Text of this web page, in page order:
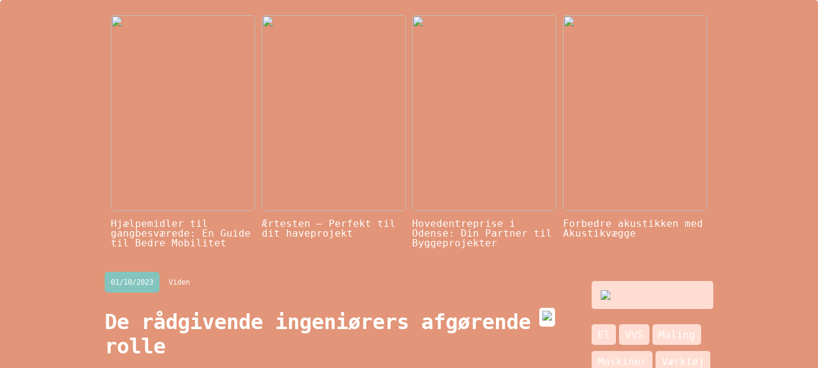
Hjælpemidler til
gangbesværede: En Guide
til Bedre Mobilitet
Ærtesten – Perfekt til
dit haveprojekt
Hovedentreprise i
Odense: Din Partner til
Byggeprojekter
Forbedre akustikken med
Akustikvægge
01/10/2023 Viden
De rådgivende ingeniørers afgørende
rolle
El VVS Maling
Maskiner Værktøj